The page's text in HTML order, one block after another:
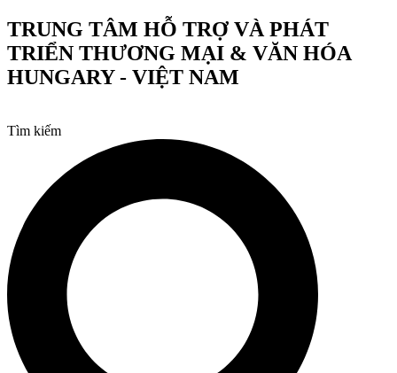
Chuyển
đến
nội
dung
TRUNG TÂM HỖ TRỢ VÀ PHÁT
TRIỂN THƯƠNG MẠI & VĂN HÓA
HUNGARY - VIỆT NAM
Tìm kiếm